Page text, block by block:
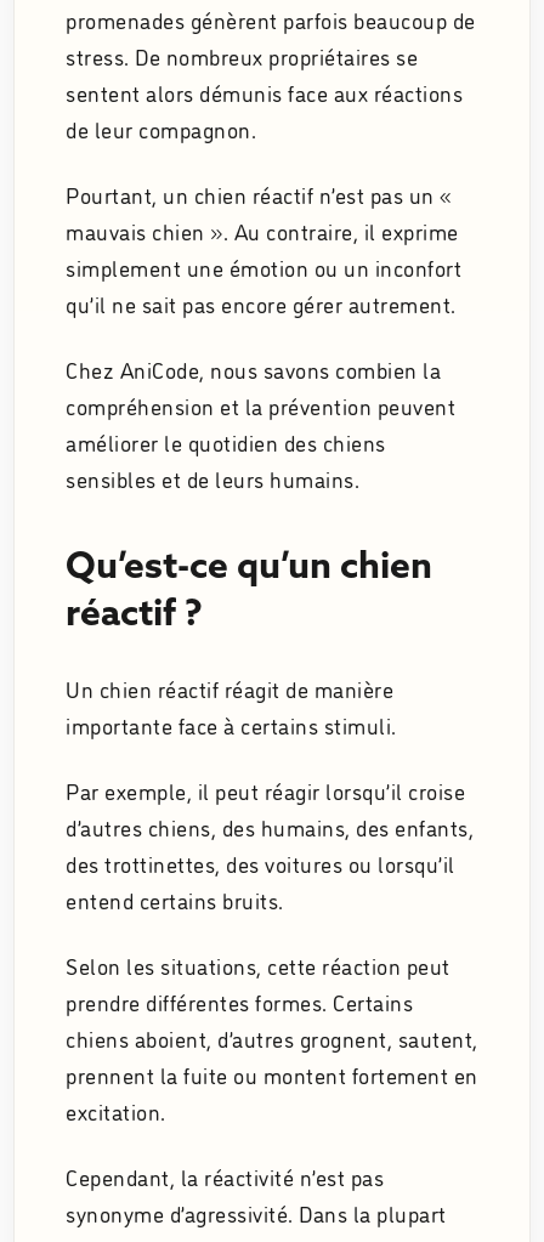
promenades génèrent parfois beaucoup de
stress. De nombreux propriétaires se
sentent alors démunis face aux réactions
de leur compagnon.
Pourtant, un chien réactif n’est pas un «
mauvais chien ». Au contraire, il exprime
simplement une émotion ou un inconfort
qu’il ne sait pas encore gérer autrement.
Chez AniCode, nous savons combien la
compréhension et la prévention peuvent
améliorer le quotidien des chiens
sensibles et de leurs humains.
Qu’est-ce qu’un chien
réactif ?
Un chien réactif réagit de manière
importante face à certains stimuli.
Par exemple, il peut réagir lorsqu’il croise
d’autres chiens, des humains, des enfants,
des trottinettes, des voitures ou lorsqu’il
entend certains bruits.
Selon les situations, cette réaction peut
prendre différentes formes. Certains
chiens aboient, d’autres grognent, sautent,
prennent la fuite ou montent fortement en
excitation.
Cependant, la réactivité n’est pas
synonyme d’agressivité. Dans la plupart